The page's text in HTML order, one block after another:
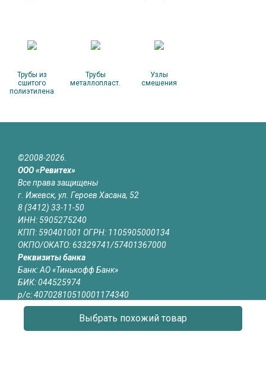
Выбрать похожий товар
Трубы из
сшитого
полиэтилена
Трубы
металлопласт.
Узлы
смешения
©2008-2026.
ООО «Ревитех»
Все права защищены
г. Ижевск, ул. Героев Хасана, 52
8 (3412) 33-11-50
ИНН: 5905275240
КПП: 590401001 ОГРН: 1105905000134
ОКПО/ОКАТО: 63329741/57401367000
Реквизиты банка
Банк: АО «Тинькофф Банк»
БИК: 044525974
р/с: 40702810510001174340
к/с: 30101810145250000974
Юридическая информация
Информация на сайте izhevsk.revitech.ru не является публичной